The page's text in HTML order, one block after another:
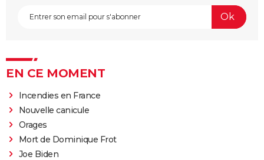
EN CE MOMENT
Incendies en France
Nouvelle canicule
Orages
Mort de Dominique Frot
Joe Biden